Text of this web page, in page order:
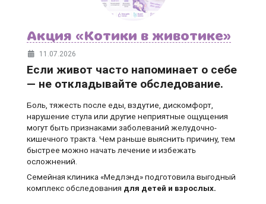
Акция «Котики в животике»
11.07.2026
Если живот часто напоминает о себе
— не откладывайте обследование.
Боль, тяжесть после еды, вздутие, дискомфорт,
нарушение стула или другие неприятные ощущения
могут быть признаками заболеваний желудочно-
кишечного тракта. Чем раньше выяснить причину, тем
быстрее можно начать лечение и избежать
осложнений.
Семейная клиника «Медлэнд» подготовила выгодный
комплекс обследования для детей и взрослых.